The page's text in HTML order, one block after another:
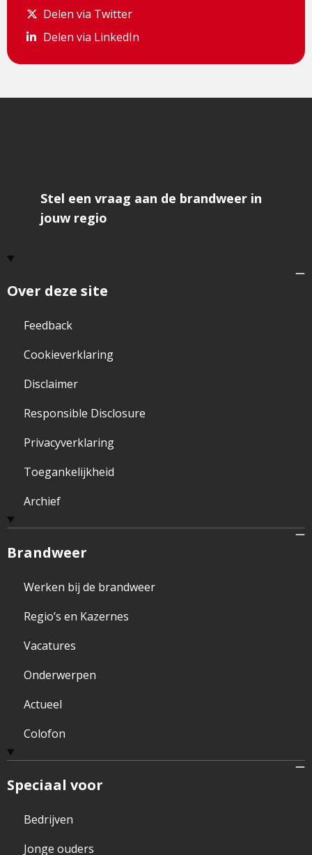
Delen via Twitter
Delen via Twitter
Delen via LinkedIn
Delen via LinkedIn
Over deze site
Feedback
Cookieverklaring
Disclaimer
Responsible Disclosure
Privacyverklaring
Toegankelijkheid
Archief
Brandweer
Werken bij de brandweer
Regio’s en Kazernes
Vacatures
Onderwerpen
Actueel
Colofon
Speciaal voor
Bedrijven
Jonge ouders
Stel een vraag aan de brandweer in
jouw regio